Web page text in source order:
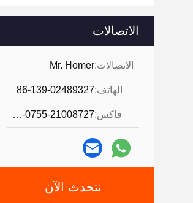
الاتصالات
الاتصالات:Mr. Homer
الهاتف:86-139-02489327
فاكس: 86-0755-21008727
نتحدث الآن